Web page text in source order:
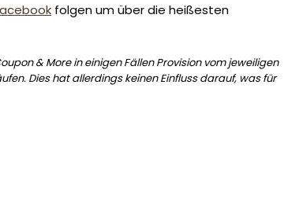
folgen um über die heißesten
& More in einigen Fällen Provision vom jeweiligen
Dies hat allerdings keinen Einfluss darauf, was für